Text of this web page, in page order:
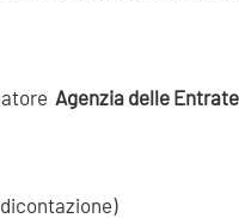
Agenzia delle Entrate